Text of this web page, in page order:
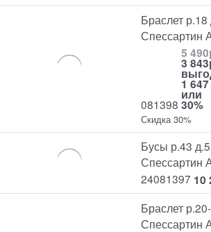
Браслет
Спессартин
081398
5 490
3 843
1
или
30%
Скидка 30%
Бусы р.43
Спессартин
24081397 10
Браслет
Спессартин